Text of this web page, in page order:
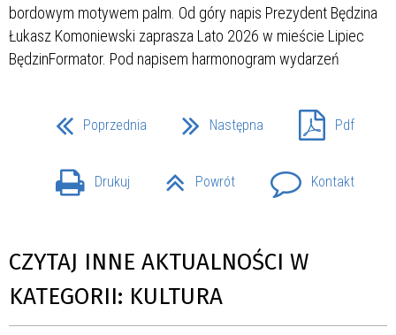
Poprzednia Następna Pdf
Drukuj Powrót Kontakt
CZYTAJ INNE AKTUALNOŚCI W
KATEGORII: KULTURA